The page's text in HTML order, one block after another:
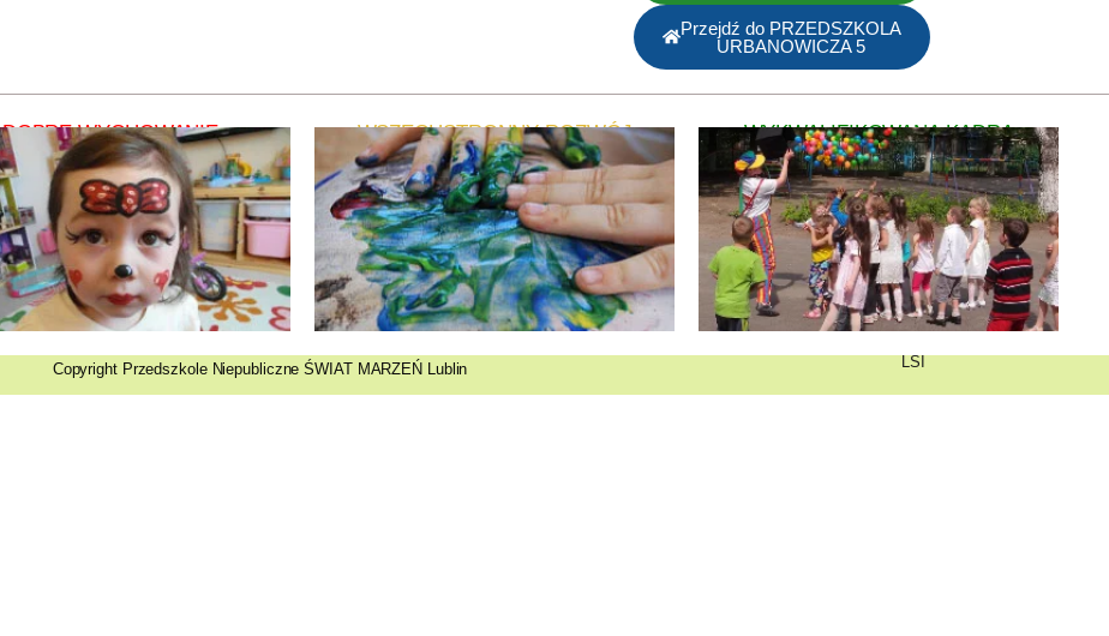
Przejdź do PRZEDSZKOLA
URBANOWICZA 5
DOBRE WYCHOWANIE WSZECHSTRONNY ROZWÓJ WYKWALIFIKOWANA KADRA
Copyright Przedszkole Niepubliczne ŚWIAT MARZEŃ Lublin LSI